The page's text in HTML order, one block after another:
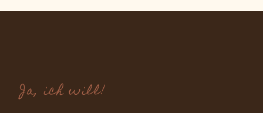
Ja, ich will!